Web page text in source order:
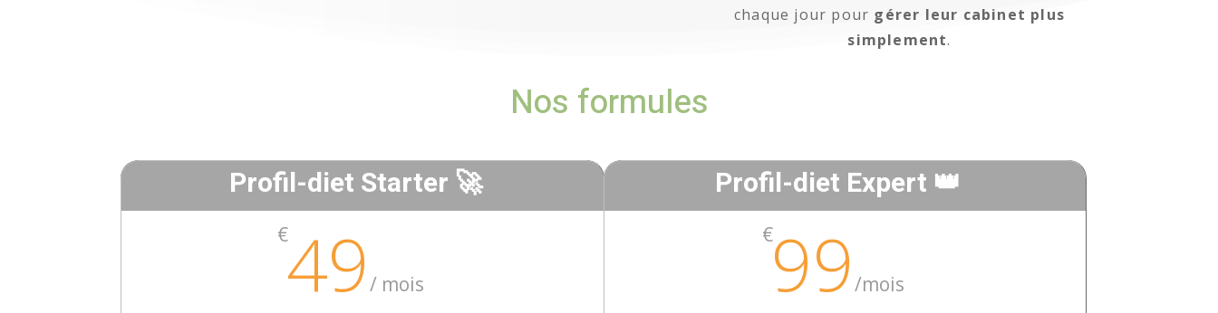
chaque jour pour gérer leur cabinet plus
simplement.
Nos formules
Profil-diet Starter 🚀
€49/ mois
Profil-diet Expert 👑
€99/mois